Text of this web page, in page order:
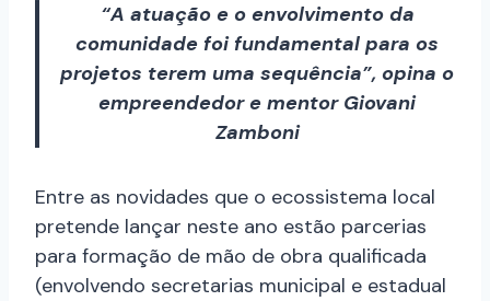
“A atuação e o envolvimento da
comunidade foi fundamental para os
projetos terem uma sequência”, opina o
empreendedor e mentor Giovani
Zamboni
Entre as novidades que o ecossistema local
pretende lançar neste ano estão parcerias
para formação de mão de obra qualificada
(envolvendo secretarias municipal e estadual